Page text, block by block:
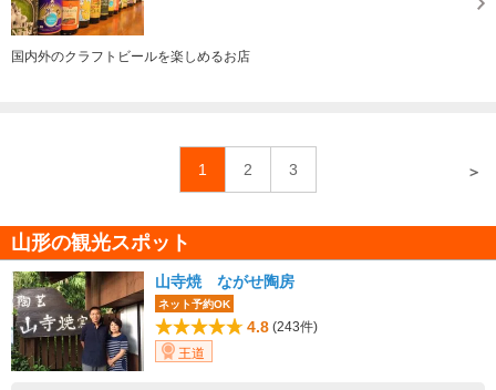
国内外のクラフトビールを楽しめるお店
1 2 3 ＞
山形の観光スポット
山寺焼 ながせ陶房
ネット予約OK
4.8 (243件)
王道